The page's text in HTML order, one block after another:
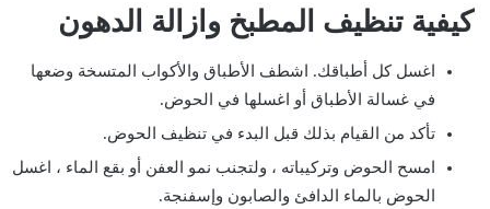
كيفية تنظيف المطبخ وازالة الدهون
اغسل كل أطباقك. اشطف الأطباق والأكواب المتسخة وضعها
في غسالة الأطباق أو اغسلها في الحوض.
تأكد من القيام بذلك قبل البدء في تنظيف الحوض.
امسح الحوض وتركيباته ، ولتجنب نمو العفن أو بقع الماء ، اغسل
الحوض بالماء الدافئ والصابون وإسفنجة.